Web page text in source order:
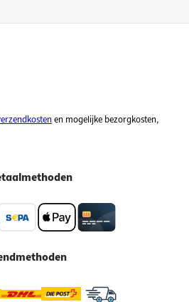
en mogelijke bezorgkosten,